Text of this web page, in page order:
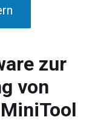
zur
von